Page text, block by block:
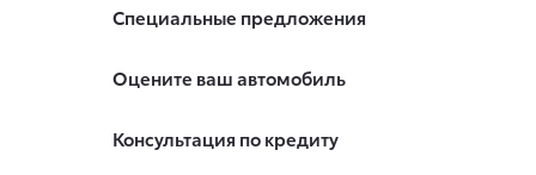
Специальные предложения
Оцените ваш автомобиль
Консультация по кредиту